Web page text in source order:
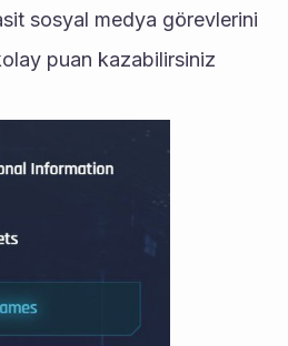
sosyal medya görevlerini
puan kazabilirsiniz